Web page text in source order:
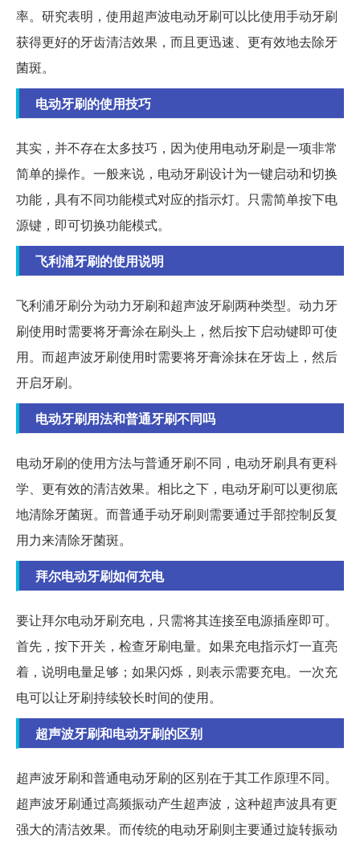
率。研究表明，使用超声波电动牙刷可以比使用手动牙刷
获得更好的牙齿清洁效果，而且更迅速、更有效地去除牙
菌斑。
电动牙刷的使用技巧
其实，并不存在太多技巧，因为使用电动牙刷是一项非常
简单的操作。一般来说，电动牙刷设计为一键启动和切换
功能，具有不同功能模式对应的指示灯。只需简单按下电
源键，即可切换功能模式。
飞利浦牙刷的使用说明
飞利浦牙刷分为动力牙刷和超声波牙刷两种类型。动力牙
刷使用时需要将牙膏涂在刷头上，然后按下启动键即可使
用。而超声波牙刷使用时需要将牙膏涂抹在牙齿上，然后
开启牙刷。
电动牙刷用法和普通牙刷不同吗
电动牙刷的使用方法与普通牙刷不同，电动牙刷具有更科
学、更有效的清洁效果。相比之下，电动牙刷可以更彻底
地清除牙菌斑。而普通手动牙刷则需要通过手部控制反复
用力来清除牙菌斑。
拜尔电动牙刷如何充电
要让拜尔电动牙刷充电，只需将其连接至电源插座即可。
首先，按下开关，检查牙刷电量。如果充电指示灯一直亮
着，说明电量足够；如果闪烁，则表示需要充电。一次充
电可以让牙刷持续较长时间的使用。
超声波牙刷和电动牙刷的区别
超声波牙刷和普通电动牙刷的区别在于其工作原理不同。
超声波牙刷通过高频振动产生超声波，这种超声波具有更
强大的清洁效果。而传统的电动牙刷则主要通过旋转振动